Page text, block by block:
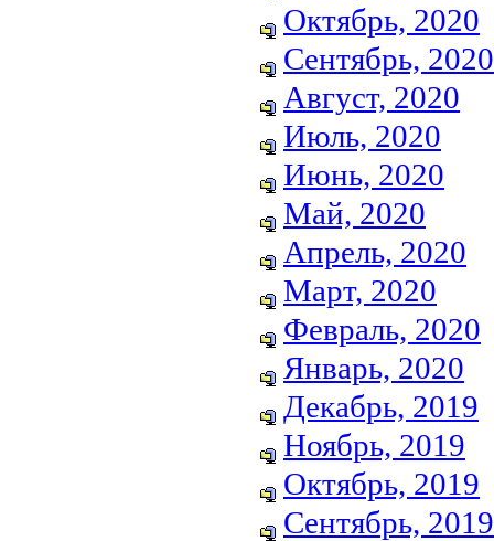
Октябрь, 2020
Сентябрь, 2020
Август, 2020
Июль, 2020
Июнь, 2020
Май, 2020
Апрель, 2020
Март, 2020
Февраль, 2020
Январь, 2020
Декабрь, 2019
Ноябрь, 2019
Октябрь, 2019
Сентябрь, 2019